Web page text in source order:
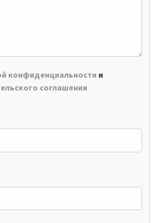
конфиденциальности и
соглашения